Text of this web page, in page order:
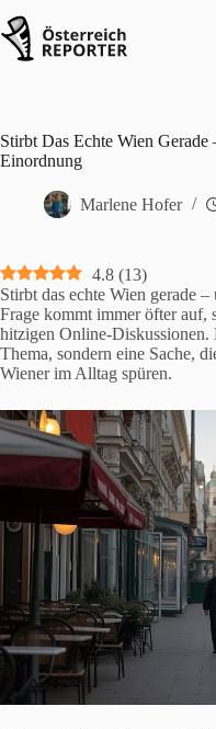
Inhalt
springen
Stirbt Das Echte Wien
Einordnung
Marlene Hofer
4.8 (13)
Stirbt das echte Wien gerade
Frage kommt immer öfter auf,
hitzigen Online-Diskussionen.
Thema, sondern eine Sache,
Wiener im Alltag spüren.